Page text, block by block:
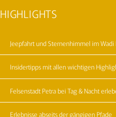
HIGHLIGHTS
Jeepfahrt und Sternenhimmel im Wadi
Insidertipps mit allen wichtigen
Felsenstadt Petra bei Tag & Nacht
Erlebnisse abseits der gängigen Pfade